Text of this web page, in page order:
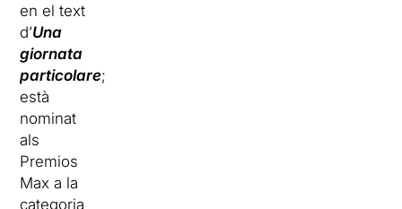
en el text
d’Una
giornata
particolare;
està
nominat
als
Premios
Max a la
categoria